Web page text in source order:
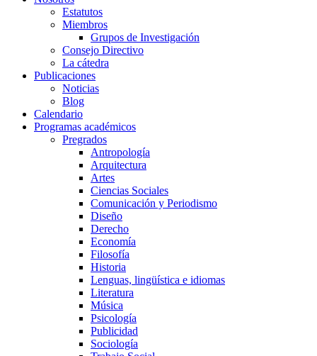
Estatutos
Miembros
Grupos de Investigación
Consejo Directivo
La cátedra
Publicaciones
Noticias
Blog
Calendario
Programas académicos
Pregrados
Antropología
Arquitectura
Artes
Ciencias Sociales
Comunicación y Periodismo
Diseño
Derecho
Economía
Filosofía
Historia
Lenguas, lingüística e idiomas
Literatura
Música
Psicología
Publicidad
Sociología